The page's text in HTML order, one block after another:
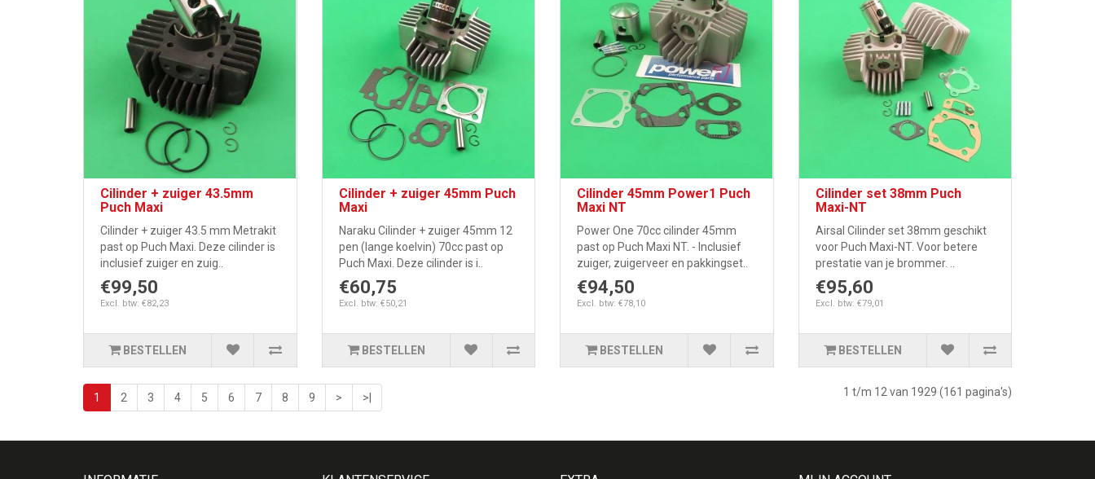
Cilinder + zuiger 43.5mm
Puch Maxi
Cilinder + zuiger 43.5 mm Metrakit
past op Puch Maxi. Deze cilinder is
inclusief zuiger en zuig..
€99,50
Excl. btw: €82,23
BESTELLEN
Cilinder + zuiger 45mm Puch
Maxi
Naraku Cilinder + zuiger 45mm 12
pen (lange koelvin) 70cc past op
Puch Maxi. Deze cilinder is i..
€60,75
Excl. btw: €50,21
BESTELLEN
Cilinder 45mm Power1 Puch
Maxi NT
Power One 70cc cilinder 45mm
past op Puch Maxi NT. - Inclusief
zuiger, zuigerveer en pakkingset..
€94,50
Excl. btw: €78,10
BESTELLEN
Cilinder set 38mm Puch
Maxi-NT
Airsal Cilinder set 38mm geschikt
voor Puch Maxi-NT. Voor betere
prestatie van je brommer. ..
€95,60
Excl. btw: €79,01
BESTELLEN
1 2 3 4 5 6 7 8 9 > >| 1 t/m 12 van 1929 (161 pagina's)